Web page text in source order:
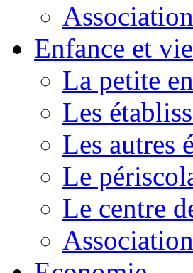
Enfance et
La petite
Les
Les autres
Le
Le centre